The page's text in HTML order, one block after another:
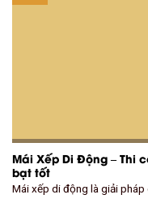
Mái Xếp Di Động – Thi
bạt tốt
Mái xếp di động là giải pháp